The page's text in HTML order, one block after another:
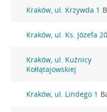
Kraków, ul. Krzywda 1
Kraków, ul. Ks. Józefa 20
Kraków, ul. Kuźnicy
Kołłątajowskiej
Kraków, ul. Lindego 1